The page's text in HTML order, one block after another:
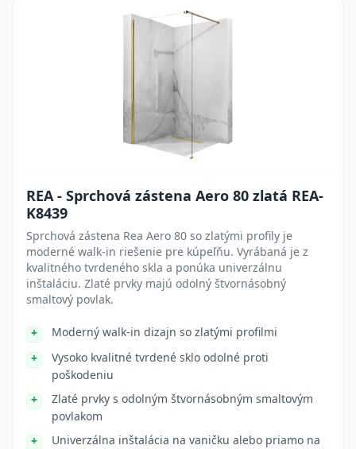
REA - Sprchová zástena Aero 80 zlatá REA-
K8439
Sprchová zástena Rea Aero 80 so zlatými profily je
moderné walk-in riešenie pre kúpeľňu. Vyrábaná je z
kvalitného tvrdeného skla a ponúka univerzálnu
inštaláciu. Zlaté prvky majú odolný štvornásobný
smaltový povlak.
Moderný walk-in dizajn so zlatými profilmi
Vysoko kvalitné tvrdené sklo odolné proti
poškodeniu
Zlaté prvky s odolným štvornásobným smaltovým
povlakom
Univerzálna inštalácia na vaničku alebo priamo na